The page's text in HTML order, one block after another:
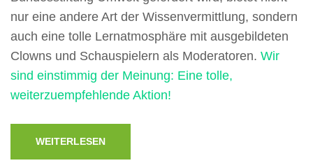
nur eine andere Art der Wissenvermittlung, sondern
auch eine tolle Lernatmosphäre mit ausgebildeten
Clowns und Schauspielern als Moderatoren. Wir
sind einstimmig der Meinung: Eine tolle,
weiterzuempfehlende Aktion!
WEITERLESEN